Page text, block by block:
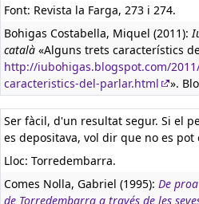
Font: Revista la Farga, 273 i 274.
Bohigas Costabella, Miquel (2011):
català «Alguns trets característics
http://iubohigas.blogspot.com/
caracteristics-del-parlar.html
».
Ser fàcil, d'un resultat segur. Si el
es depositava, vol dir que no es pot
Lloc: Torredembarra.
Comes Nolla, Gabriel (1995): De
de Torredembarra a través de les